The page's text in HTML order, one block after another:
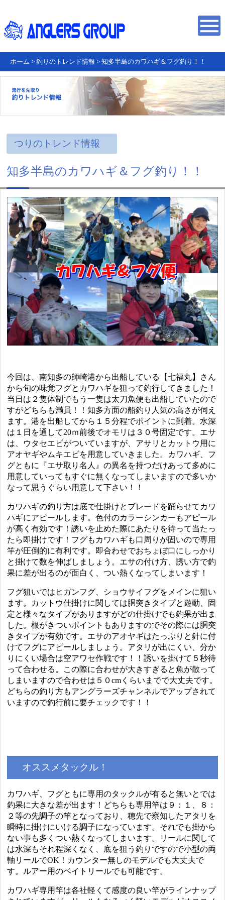
ホーム > 釣りのトレンド情報 > 知多半島のカワハギ＆フグ釣り！！
つりのトレンド情報
知多半島のカワハギ＆フグ釣り！！
今回は、南知多の師崎港から出船している【七福丸】さん
から旬の味覚フグとカワハギを狙って釣行してきました！
当日は２隻体制でもう一隻は太刀魚便も出船していたので
すがどちらも満員！！知多方面の船釣り人気の高さが伺え
ます。港を出船してから１５分程でポイントに到着。水深
は１日を通して20ｍ前後でオモリは３０号固定です。エサ
は、ウタセエビがついていますが、アサリとカットウ用に
アオヤギやムキエビを用意していきました。カワハギ、フ
グともに『エサ取り名人』の異名を持つだけあって多めに
用意していってもすぐに無くなってしまいますので多いか
なって思うぐらい用意して下さい！！
カワハギの釣り方は底で仕掛けとブレードを踊らせてカワ
ハギにアピールします。色付のカラーシンカーもアピール
が高く有効です！誘いを止めた際にあたりを待って当たっ
たら即掛けです！フグもカワハギも口周りが固いので専用
竿が圧倒的に有利です。即合わせでおちょぼ口にしっかり
と掛けて数を伸ばしましょう。エサの付け方、誘い方で釣
果に差が出るのが面白く、つい熱くなってしまいます！
フグ狙いではヒガンフグ、ショウサイフグをメインに狙い
ます。カットウ仕掛けに関しては胴突きタイプと遊動、固
定と様々なタイプがありますがどの仕掛けでも釣果が出ま
した。根がきついポイントもありますのでその際には胴突
きタイプが有効です。エサのアオヤギはたっぷりと針に付
けてフグにアピールしましょう。アタリが出にくい、分か
りにくい場合は空アワセ作戦です！！誘いを掛けて５秒待
って合わせる。この際に合わせが大きすぎると魚が散って
しまいますので合わせは５０cmくらいまでで大丈夫です。
どちらの釣り方もアングラーズチャンネルでアップされて
いますので釣行前に要チェックです！！
オススメタックル！
カワハギ、フグともに専用のタックルが有ると無いとでは
釣果に大きな差が出ます！どちらも専用竿は９：１、８：
２等の先調子の竿となっており、穂先で察知したアタリを
瞬時に掛けにいける調子になっています。それでも掛から
ない事も多くつい熱くなってしまいます。リールに関して
は水深もそれ程深くなく、底を狙う釣りですので小型の両
軸リールでOK！カウンター無しのモデルでも大丈夫で
す。ルアー用のベイトリールでも可能です。
カワハギ専用竿は各社軽くて感度の良い竿がラインナップ